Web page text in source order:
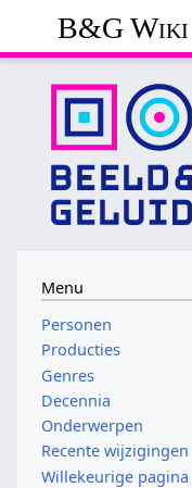
B&G Wiki
Menu
Personen
Producties
Genres
Decennia
Onderwerpen
Recente wijzigingen
Willekeurige pagina